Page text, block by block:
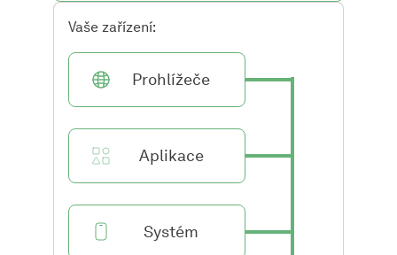
Vaše zařízení:
Prohlížeče
Aplikace
Systém